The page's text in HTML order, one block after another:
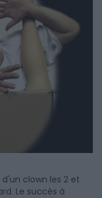
clown les 2 et
Le succès à